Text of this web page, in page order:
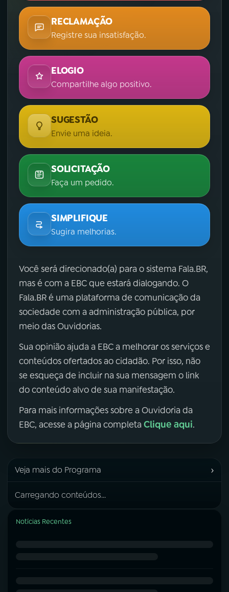
RECLAMAÇÃO
Registre sua insatisfação.
ELOGIO
Compartilhe algo positivo.
SUGESTÃO
Envie uma ideia.
SOLICITAÇÃO
Faça um pedido.
SIMPLIFIQUE
Sugira melhorias.
Você será direcionado(a) para o sistema Fala.BR,
mas é com a EBC que estará dialogando. O
Fala.BR é uma plataforma de comunicação da
sociedade com a administração pública, por
meio das Ouvidorias.
Sua opinião ajuda a EBC a melhorar os serviços e
conteúdos ofertados ao cidadão. Por isso, não
se esqueça de incluir na sua mensagem o link
do conteúdo alvo de sua manifestação.
Para mais informações sobre a Ouvidoria da
EBC, acesse a página completa Clique aqui.
Veja mais do Programa ›
Carregando conteúdos...
Notícias Recentes